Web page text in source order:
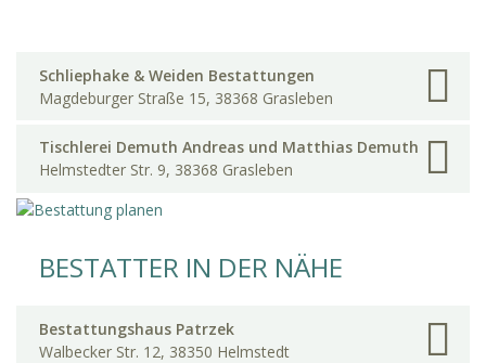
Schliephake & Weiden Bestattungen
Magdeburger Straße 15, 38368 Grasleben
Tischlerei Demuth Andreas und Matthias Demuth
Helmstedter Str. 9, 38368 Grasleben
BESTATTER IN DER NÄHE
Bestattungshaus Patrzek
Walbecker Str. 12, 38350 Helmstedt